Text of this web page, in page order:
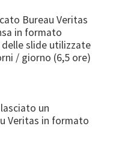
Bureau Veritas
in formato
slide utilizzate
/ giorno (6,5 ore)
un
Veritas in formato